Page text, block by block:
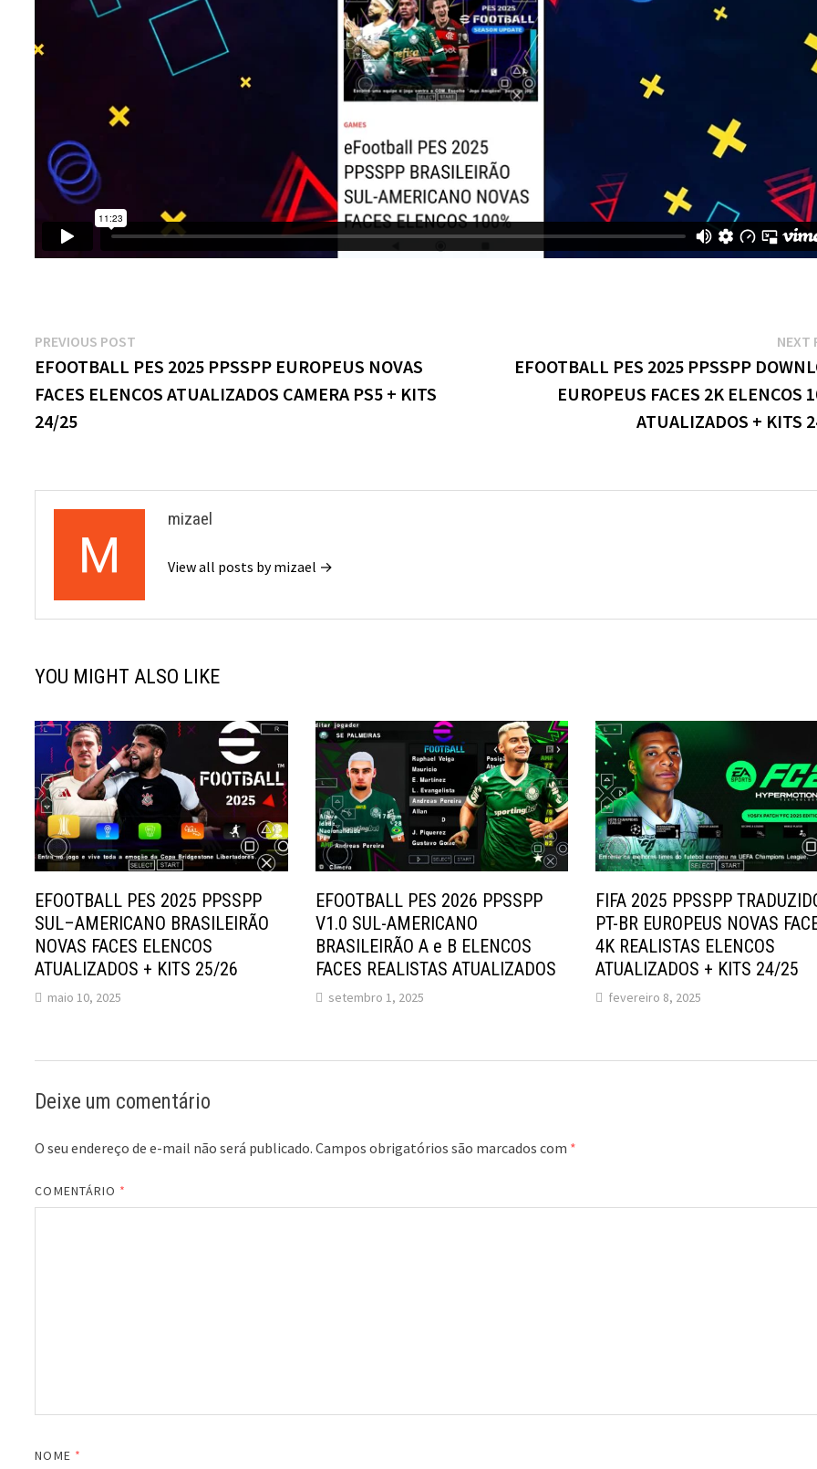
Navegação
de
Post
PREVIOUS POST
post:
EFOOTBALL PES 2025 PPSSPP EUROPEUS NOVAS
FACES ELENCOS ATUALIZADOS CAMERA PS5 + KITS
24/25
NEXT
EFOOTBALL PES 2025 PPSSPP
EUROPEUS FACES 2K ELENCOS
ATUALIZADOS + KITS
mizael
View all posts by mizael →
YOU MIGHT ALSO LIKE
EFOOTBALL PES 2025 PPSSPP
SUL–AMERICANO BRASILEIRÃO
NOVAS FACES ELENCOS
ATUALIZADOS + KITS 25/26
maio 10, 2025
EFOOTBALL PES 2026 PPSSPP
V1.0 SUL-AMERICANO
BRASILEIRÃO A e B ELENCOS
FACES REALISTAS ATUALIZADOS
setembro 1, 2025
FIFA 2025 PPSSPP
PT-BR EUROPEUS NOVAS
4K REALISTAS ELENCOS
ATUALIZADOS + KITS 24/25
fevereiro 8, 2025
Deixe um comentário
O seu endereço de e-mail não será publicado. Campos obrigatórios são marcados com *
COMENTÁRIO *
NOME *